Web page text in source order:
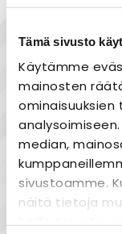
Tämä sivusto
Käytämme
mainosten
ominaisuuksien
median,
sivustoamme.
näitä tietoja
heille tai joita
ELKO
2-os, 3-os,
Valkoinen
leveys